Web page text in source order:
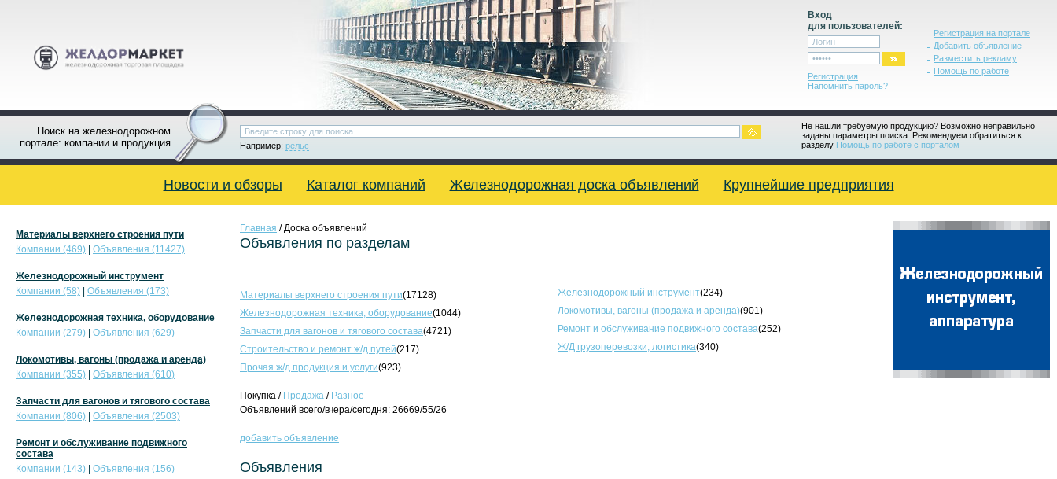
Вход
для пользователей:
Регистрация
Напомнить пароль?
Регистрация на портале
Добавить объявление
Разместить рекламу
Помощь по работе
Поиск на железнодорожном
портале: компании и продукция
Не нашли требуемую продукцию? Возможно неправильно
заданы параметры поиска. Рекомендуем обратиться к
разделу Помощь по работе с порталом
Например: рельс
Новости и обзоры Каталог компаний Железнодорожная доска объявлений Крупнейшие предприятия
Главная / Доска объявлений
Объявления по разделам
Материалы верхнего строения пути(17128) Железнодорожный инструмент(234)
Железнодорожная техника, оборудование(1044) Локомотивы, вагоны (продажа и аренда)(901)
Запчасти для вагонов и тягового состава(4721) Ремонт и обслуживание подвижного состава(252)
Строительство и ремонт ж/д путей(217) Ж/Д грузоперевозки, логистика(340)
Прочая ж/д продукция и услуги(923)
Покупка / Продажа / Разное
Объявлений всего/вчера/сегодня: 26669/55/26
добавить объявление
Объявления
Материалы верхнего строения пути
Компании (469)
Объявления (11427)
Железнодорожный инструмент
Компании (58)
Объявления (173)
Железнодорожная техника, оборудование
Компании (279)
Объявления (629)
Локомотивы, вагоны (продажа и аренда)
Компании (355)
Объявления (610)
Запчасти для вагонов и тягового состава
Компании (806)
Объявления (2503)
Ремонт и обслуживание подвижного
состава
Компании (143)
Объявления (156)